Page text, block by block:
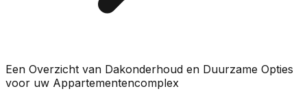
Een Overzicht van Dakonderhoud en Duurzame Opties
voor uw Appartementencomplex